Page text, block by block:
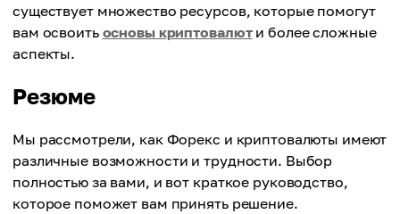
существует множество ресурсов, которые помогут
вам освоить основы криптовалюти более сложные
аспекты.
Резюме
Мы рассмотрели, как Форекс и криптовалюты имеют
различные возможности и трудности. Выбор
полностью за вами, и вот краткое руководство,
которое поможет вам принять решение.